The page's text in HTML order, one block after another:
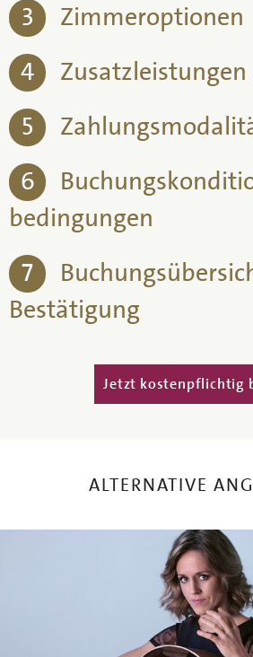
3
Zimmeroptionen
4
Zusatzleistungen
5
6
bedingungen
7
Bestätigung
Vertikale Reiter
ALTERNATIVE